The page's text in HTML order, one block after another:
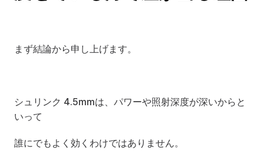
まず結論から申し上げます。
シュリンク 4.5mmは、パワーや照射深度が深いからと
いって
誰にでもよく効くわけではありません。